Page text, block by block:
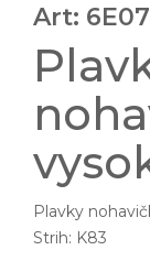
Art:
Plavky
Strih: K83